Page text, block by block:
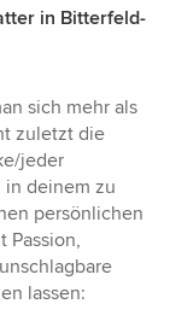
in Bitterfeld-
sich mehr als
zuletzt die
jeder
deinem zu
persönlichen
Passion,
lassen: